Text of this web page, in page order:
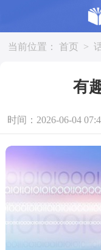
当前位置： 首页 >
有
时间：2026-06-04